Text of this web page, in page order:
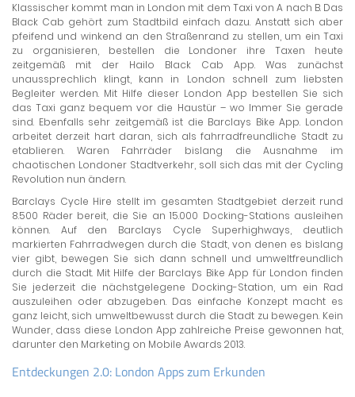
Klassischer kommt man in London mit dem Taxi von A nach B. Das
Black Cab gehört zum Stadtbild einfach dazu. Anstatt sich aber
pfeifend und winkend an den Straßenrand zu stellen, um ein Taxi
zu organisieren, bestellen die Londoner ihre Taxen heute
zeitgemäß mit der Hailo Black Cab App. Was zunächst
unaussprechlich klingt, kann in London schnell zum liebsten
Begleiter werden. Mit Hilfe dieser London App bestellen Sie sich
das Taxi ganz bequem vor die Haustür – wo Immer Sie gerade
sind. Ebenfalls sehr zeitgemäß ist die Barclays Bike App. London
arbeitet derzeit hart daran, sich als fahrradfreundliche Stadt zu
etablieren. Waren Fahrräder bislang die Ausnahme im
chaotischen Londoner Stadtverkehr, soll sich das mit der Cycling
Revolution nun ändern.
Barclays Cycle Hire stellt im gesamten Stadtgebiet derzeit rund
8.500 Räder bereit, die Sie an 15.000 Docking-Stations ausleihen
können. Auf den Barclays Cycle Superhighways, deutlich
markierten Fahrradwegen durch die Stadt, von denen es bislang
vier gibt, bewegen Sie sich dann schnell und umweltfreundlich
durch die Stadt. Mit Hilfe der Barclays Bike App für London finden
Sie jederzeit die nächstgelegene Docking-Station, um ein Rad
auszuleihen oder abzugeben. Das einfache Konzept macht es
ganz leicht, sich umweltbewusst durch die Stadt zu bewegen. Kein
Wunder, dass diese London App zahlreiche Preise gewonnen hat,
darunter den Marketing on Mobile Awards 2013.
Entdeckungen 2.0: London Apps zum Erkunden